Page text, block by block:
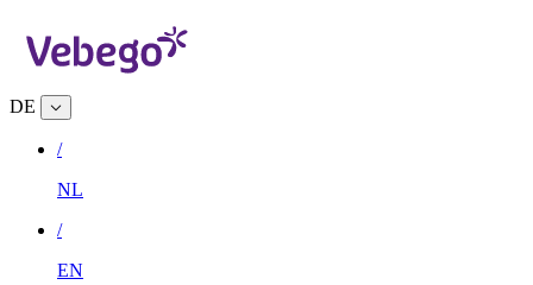
DE
/
NL
/
EN